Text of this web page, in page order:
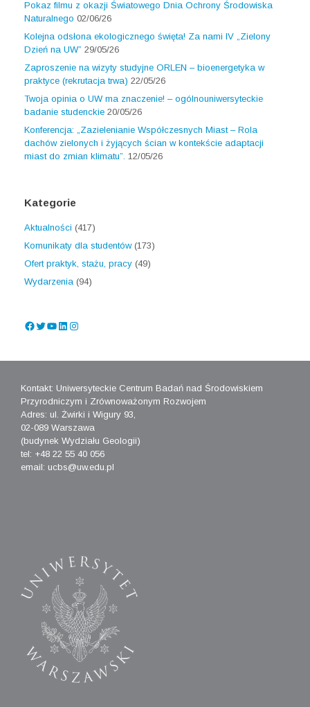
Pokaz filmu z okazji Światowego Dnia Ochrony Środowiska
Naturalnego 02/06/26
Kolejna odsłona ekologicznego święta! Za nami IV „Zielony
Dzień na UW” 29/05/26
Zaproszenie na wizyty studyjne ORLEN – bioenergetyka w
praktyce (rekrutacja trwa) 22/05/26
Twoja opinia o UW ma znaczenie! – ogólnouniwersyteckie
badanie studenckie 20/05/26
Konferencja: „Zazielenianie Współczesnych Miast – Rola
dachów zielonych i żyjących ścian w kontekście adaptacji
miast do zmian klimatu”. 12/05/26
Kategorie
Aktualności (417)
Komunikaty dla studentów(173)
Ofert praktyk, stażu, pracy (49)
Wydarzenia (94)
Facebook
Twitter
YouTube
LinkedIn
Instagram
Kontakt: Uniwersyteckie Centrum Badań nad Środowiskiem
Przyrodniczym i Zrównoważonym Rozwojem
Adres: ul. Żwirki i Wigury 93,
02-089 Warszawa
(budynek Wydziału Geologii)
tel: +48 22 55 40 056
email: ucbs@uw.edu.pl